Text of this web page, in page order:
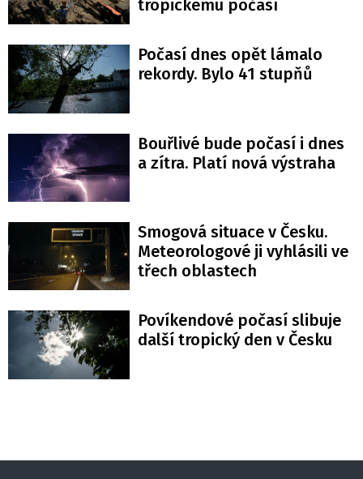
tropickému počasí
Počasí dnes opět lámalo
rekordy. Bylo 41 stupňů
Bouřlivé bude počasí i dnes
a zítra. Platí nová výstraha
Smogová situace v Česku.
Meteorologové ji vyhlásili ve
třech oblastech
Povíkendové počasí slibuje
další tropický den v Česku